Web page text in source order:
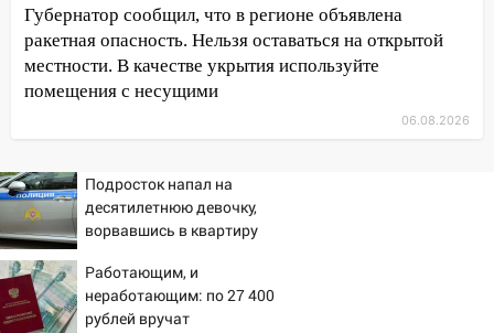
16:09 Ветераны легкой атлетики из
Ульяновска успешно выступили на
Чемпионате России
В Ульяновской области убрали
15:51
Бросила кирпич в жену брата: в
Ульяновской области завели дело на
агрессивную женщину
15:47
На улице Радищева сбили
курьера: крупная авария в Ульяновске
Губернатор сообщил, что в регионе объявлена
ракетная опасность. Нельзя оставаться на открытой
местности. В качестве укрытия используйте
помещения с несущими
06.08.2026
Подросток напал на
десятилетнюю девочку,
ворвавшись в квартиру
Работающим, и
неработающим: по 27 400
рублей вручат